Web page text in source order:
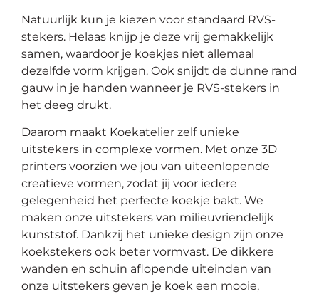
Natuurlijk kun je kiezen voor standaard RVS-
stekers. Helaas knijp je deze vrij gemakkelijk
samen, waardoor je koekjes niet allemaal
dezelfde vorm krijgen. Ook snijdt de dunne rand
gauw in je handen wanneer je RVS-stekers in
het deeg drukt.
Daarom maakt Koekatelier zelf unieke
uitstekers in complexe vormen. Met onze 3D
printers voorzien we jou van uiteenlopende
creatieve vormen, zodat jij voor iedere
gelegenheid het perfecte koekje bakt. We
maken onze uitstekers van milieuvriendelijk
kunststof. Dankzij het unieke design zijn onze
koekstekers ook beter vormvast. De dikkere
wanden en schuin aflopende uiteinden van
onze uitstekers geven je koek een mooie,